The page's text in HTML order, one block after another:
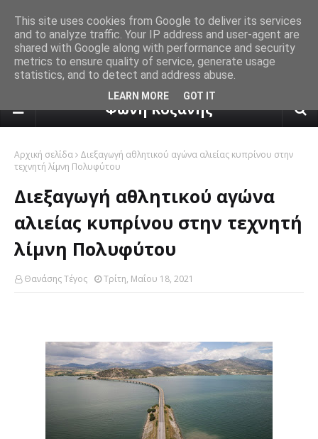
πρόγνωση καιρού από το
Φωνή Κοζάνης
Αρχική σελίδα
Διεξαγωγή αθλητικού αγώνα αλιείας κυπρίνου στην
τεχνητή λίμνη Πολυφύτου
Διεξαγωγή αθλητικού αγώνα
αλιείας κυπρίνου στην τεχνητή
λίμνη Πολυφύτου
Θανάσης Τέγος Τρίτη, Μαΐου 18, 2021
This site uses cookies from Google to deliver its services
and to analyze traffic. Your IP address and user-agent are
shared with Google along with performance and security
metrics to ensure quality of service, generate usage
statistics, and to detect and address abuse.
LEARN MORE GOT IT